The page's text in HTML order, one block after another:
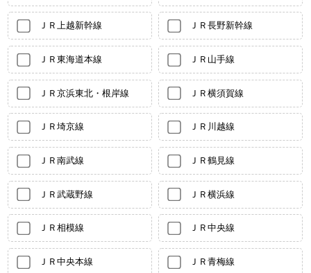
ＪＲ上越新幹線 ＪＲ長野新幹線
ＪＲ東海道本線 ＪＲ山手線
ＪＲ京浜東北・根岸線 ＪＲ横須賀線
ＪＲ埼京線 ＪＲ川越線
ＪＲ南武線 ＪＲ鶴見線
ＪＲ武蔵野線 ＪＲ横浜線
ＪＲ相模線 ＪＲ中央線
ＪＲ中央本線 ＪＲ青梅線